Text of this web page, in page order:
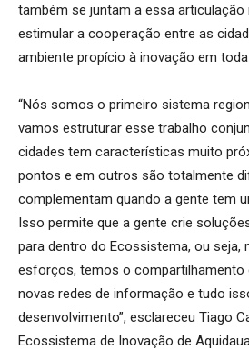
também se juntam a essa articulação
estimular a cooperação entre as
ambiente propício à inovação em
“Nós somos o primeiro sistema
vamos estruturar esse trabalho
cidades tem características muito
pontos e em outros são totalmente
complementam quando a gente tem
Isso permite que a gente crie
para dentro do Ecossistema, ou seja,
esforços, temos o compartilhamento
novas redes de informação e tudo
desenvolvimento”, esclareceu Tiago
Ecossistema de Inovação de